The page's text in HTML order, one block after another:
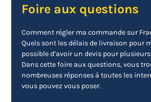
Foire aux questions
Comment régler ma commande sur
Quels sont les délais de livraison pour
possible d’avoir un devis pour
Dans cette foire aux questions, vous
nombreuses réponses à toutes les
vous pouvez vous poser.